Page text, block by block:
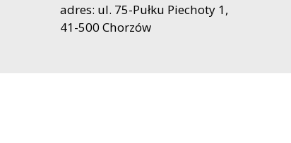
adres: ul. 75-Pułku Piechoty 1,
41-500 Chorzów